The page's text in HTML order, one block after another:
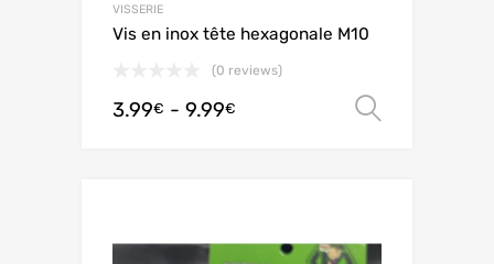
VISSERIE
Vis en inox tête hexagonale M10
(0 reviews)
3.99€ - 9.99€